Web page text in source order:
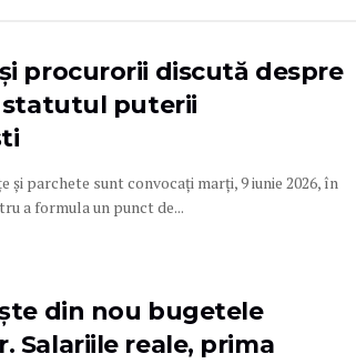
procurorii discută despre
statutul puterii
și parchete sunt convocați marți, 9 iunie 2026, în
a formula un punct de...
din nou bugetele
Salariile reale, prima